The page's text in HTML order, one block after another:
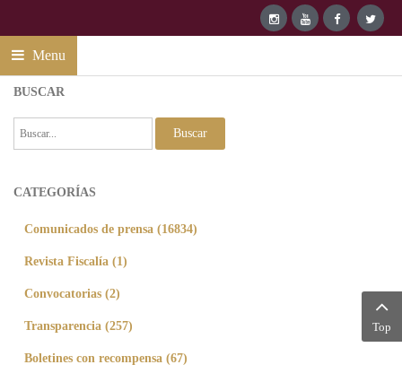
Menu
BUSCAR
Buscar
CATEGORÍAS
Comunicados de prensa (16834)
Revista Fiscalía (1)
Convocatorias (2)
Transparencia (257)
Boletines con recompensa (67)
Top